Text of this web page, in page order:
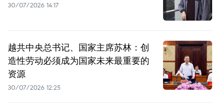
30/07/2026 14:17
越共中央总书记、国家主席苏林：创
造性劳动必须成为国家未来最重要的
资源
30/07/2026 12:25